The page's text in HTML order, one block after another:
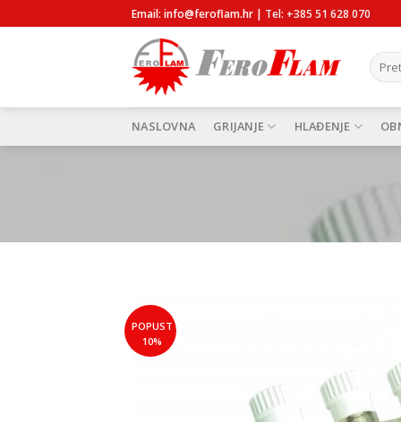
to
Email: info@feroflam.hr | Tel: +385 51 628 070
NASLOVNA GRIJANJE HLAĐENJE
POPUST
10%